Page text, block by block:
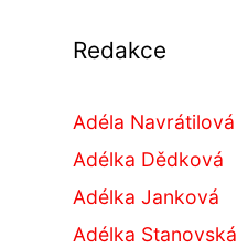
Redakce
Adéla Navrátilová
Adélka Dědková
Adélka Janková
Adélka Stanovská